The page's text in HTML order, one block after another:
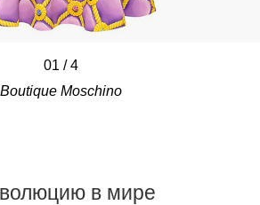
01 / 4
Boutique Moschino
///
в мире